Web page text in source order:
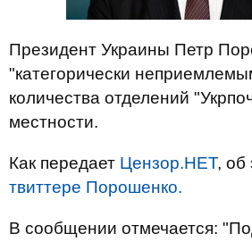
Президент Украины Петр
"категорически
количества отделений
местности.
Как передает Цензор.НЕТ, об
твиттере Порошенко.
В сообщении отмечается: